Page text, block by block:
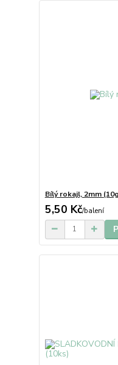
Bílý rokajl, 2mm
5,50 Kč/balení